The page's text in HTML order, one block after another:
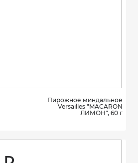
Пирожное миндальное
Versailles "MACARON
ЛИМОН", 60 г